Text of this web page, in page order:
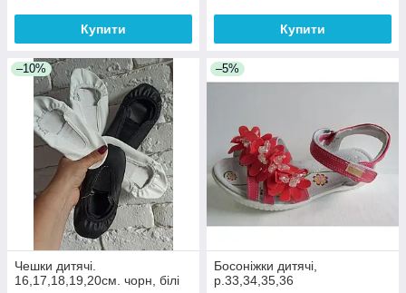
Купити Купити
–10%
Чешки дитячі.
16,17,18,19,20см. чорн, білі
–5%
Босоніжки дитячі,
р.33,34,35,36